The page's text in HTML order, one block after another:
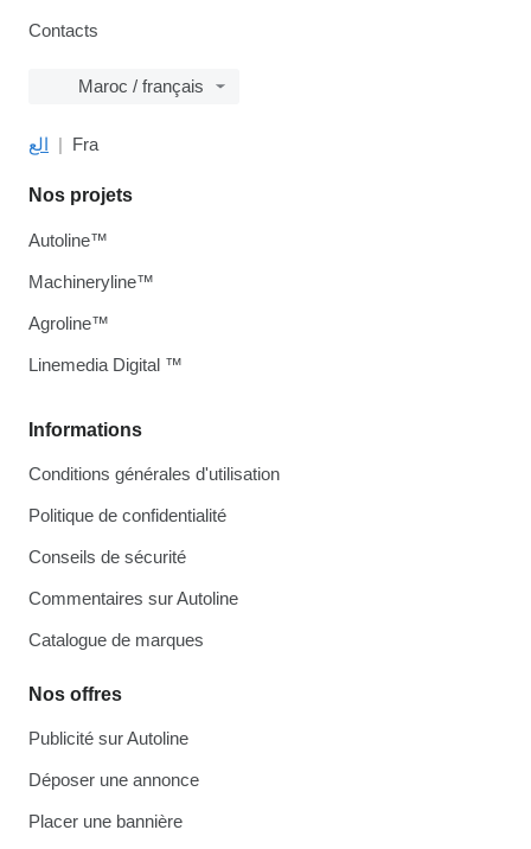
Contacts
Maroc / français
الع Fra
Informations
Conditions générales d'utilisation
Politique de confidentialité
Conseils de sécurité
Commentaires sur Autoline
Catalogue de marques
Nos offres
Publicité sur Autoline
Déposer une annonce
Placer une bannière
Nos projets
Autoline™
Machineryline™
Agroline™
Linemedia Digital ™